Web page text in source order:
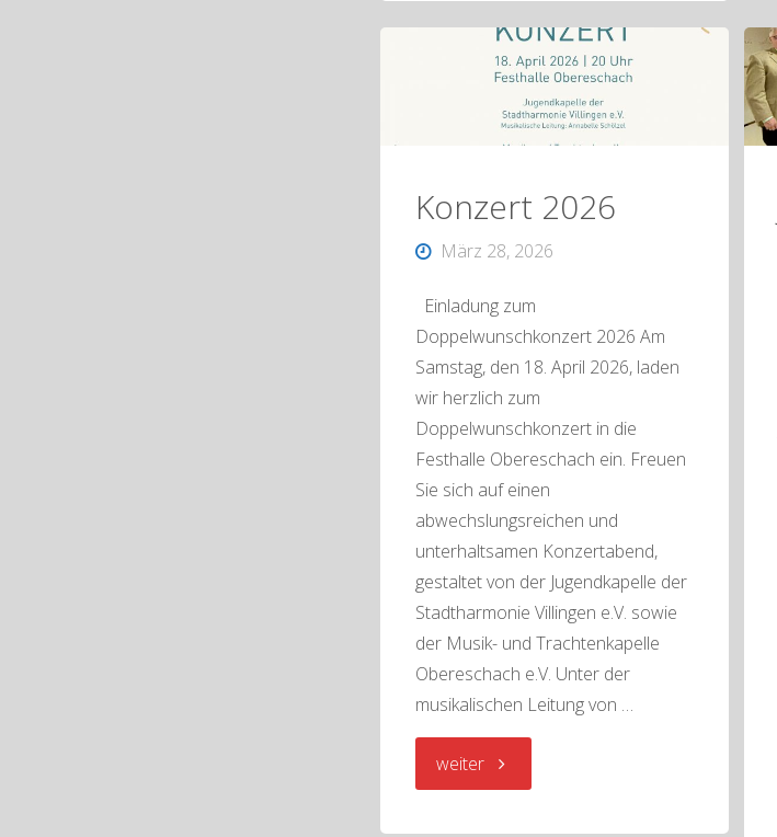
Tombolapreise
beim
Rancherfest"
Konzert 2026
März 28, 2026
Einladung zum
Doppelwunschkonzert 2026 Am
Samstag, den 18. April 2026, laden
wir herzlich zum
Doppelwunschkonzert in die
Festhalle Obereschach ein. Freuen
Sie sich auf einen
abwechslungsreichen und
unterhaltsamen Konzertabend,
gestaltet von der Jugendkapelle der
Stadtharmonie Villingen e.V. sowie
der Musik- und Trachtenkapelle
Obereschach e.V. Unter der
musikalischen Leitung von …
weiter"Konzert